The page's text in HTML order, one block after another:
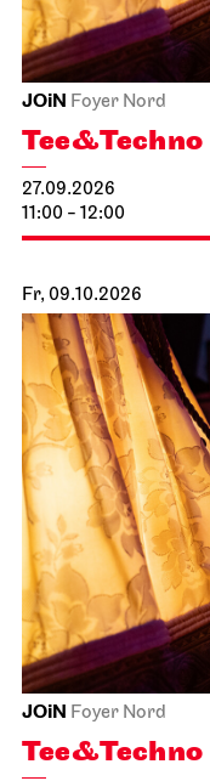
JOiN Foyer Nord
Tee&Techno
27.09.2026
11:00 - 12:00
Fr, 09.10.2026
JOiN Foyer Nord
Tee&Techno